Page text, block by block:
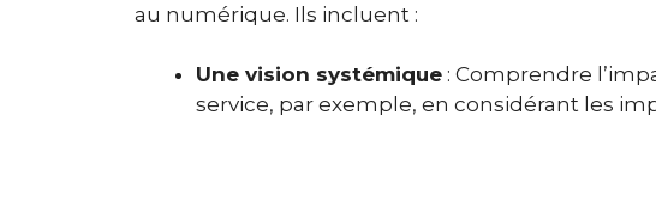
au numérique. Ils incluent :
Une vision systémique : Comprendre
service, par exemple, en considérant les